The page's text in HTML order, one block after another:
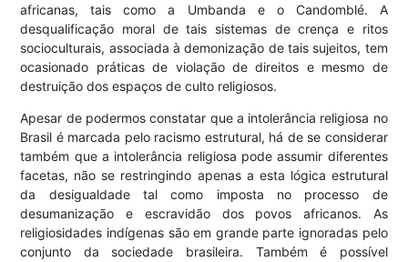
africanas, tais como a Umbanda e o Candomblé. A
desqualificação moral de tais sistemas de crença e ritos
socioculturais, associada à demonização de tais sujeitos, tem
ocasionado práticas de violação de direitos e mesmo de
destruição dos espaços de culto religiosos.
Apesar de podermos constatar que a intolerância religiosa no
Brasil é marcada pelo racismo estrutural, há de se considerar
também que a intolerância religiosa pode assumir diferentes
facetas, não se restringindo apenas a esta lógica estrutural
da desigualdade tal como imposta no processo de
desumanização e escravidão dos povos africanos. As
religiosidades indígenas são em grande parte ignoradas pelo
conjunto da sociedade brasileira. Também é possível